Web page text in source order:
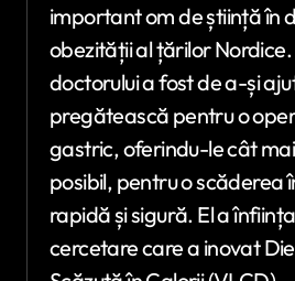
important om de știință în
obezității al țărilor
doctorului a fost de a-și
pregătească pentru o
gastric, oferindu-le cât
posibil, pentru o scăderea
rapidă și sigură. El a
cercetare care a inovat